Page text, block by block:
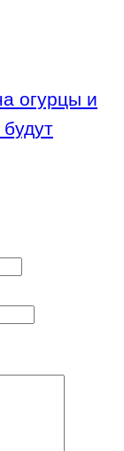
огурцы и